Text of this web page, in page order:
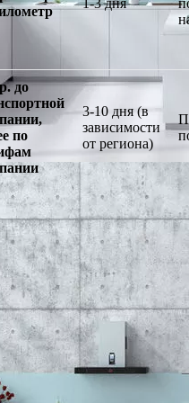
до
по
3-10 дня (в
зависимости
от региона)